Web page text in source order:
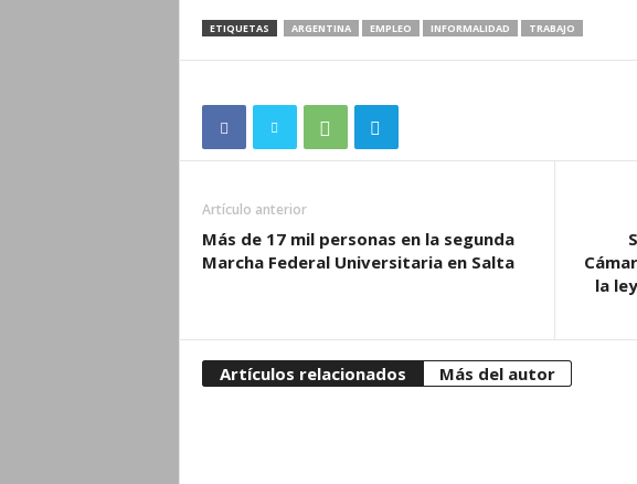
ETIQUETAS ARGENTINA EMPLEO INFORMALIDAD TRABAJO
Artículo anterior
Más de 17 mil personas en la segunda
Marcha Federal Universitaria en Salta
la
Artículos relacionados Más del autor